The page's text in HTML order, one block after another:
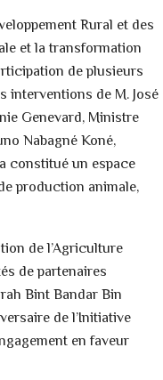
Rural et des
et la transformation
de plusieurs
interventions de M. José
Genevard, Ministre
Nabagné Koné,
constitué un espace
production animale,
de l’Agriculture
de partenaires
Bint Bandar Bin
de l’Initiative
en faveur